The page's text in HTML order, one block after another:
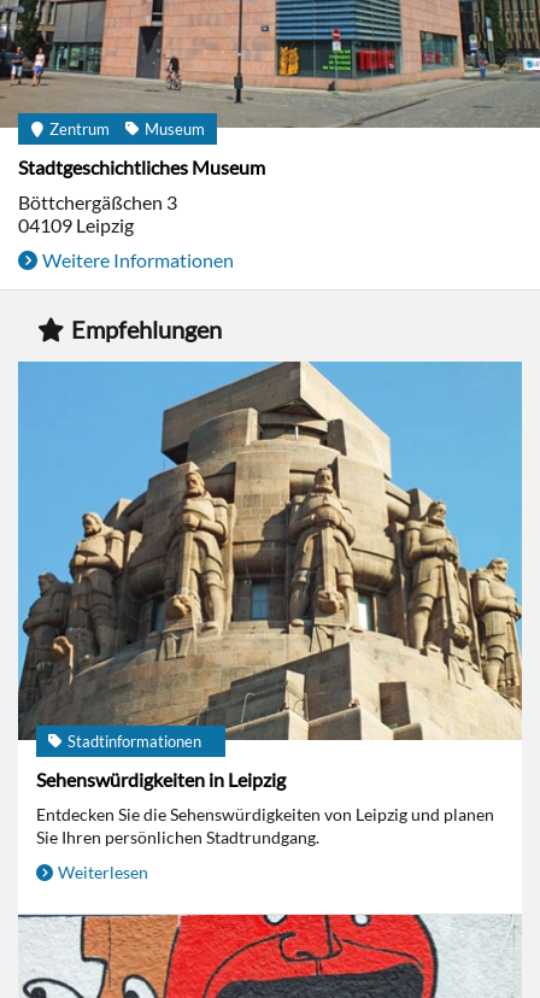
Zentrum Museum
Stadtgeschichtliches Museum
Böttchergäßchen 3
04109 Leipzig
Weitere Informationen
Empfehlungen
Stadtinformationen
Sehenswürdigkeiten in Leipzig
Entdecken Sie die Sehenswürdigkeiten von Leipzig und planen
Sie Ihren persönlichen Stadtrundgang.
Weiterlesen